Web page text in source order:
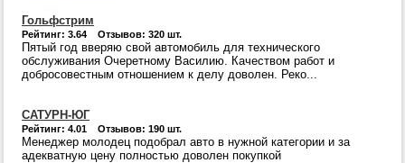
Гольфстрим
Рейтинг: 3.64 Отзывов: 320 шт.
Пятый год вверяю свой автомобиль для технического
обслуживания Очеретному Василию. Качеством работ и
добросовестным отношением к делу доволен. Реко...
САТУРН-ЮГ
Рейтинг: 4.01 Отзывов: 190 шт.
Менеджер молодец подобрал авто в нужной категории и за
адекватную цену полностью доволен покупкой